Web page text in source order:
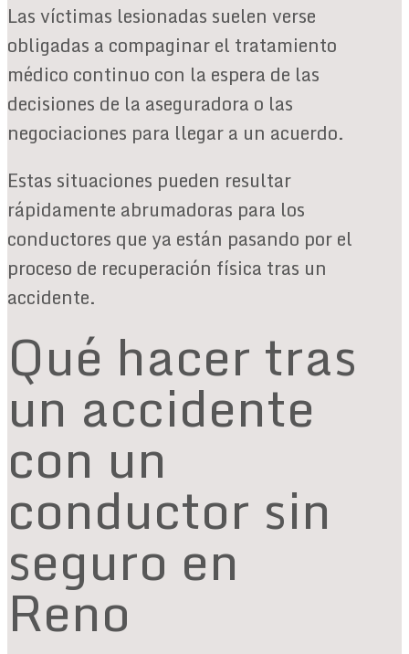
Las víctimas lesionadas suelen verse
obligadas a compaginar el tratamiento
médico continuo con la espera de las
decisiones de la aseguradora o las
negociaciones para llegar a un acuerdo.
Estas situaciones pueden resultar
rápidamente abrumadoras para los
conductores que ya están pasando por el
proceso de recuperación física tras un
accidente.
Qué hacer tras
un accidente
con un
conductor sin
seguro en
Reno